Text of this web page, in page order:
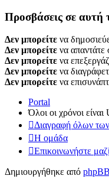
Προσβάσεις σε αυτή
Δεν μπορείτε να
Δεν μπορείτε να
Δεν μπορείτε να
Δεν μπορείτε να
Δεν μπορείτε να
Portal
Όλοι οι χρόνοι είναι
Διαγραφή όλων
Η ομάδα
Επικοινωνήστε
Δημιουργήθηκε από phpBB